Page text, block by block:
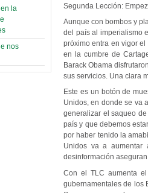
la
nos
Segunda Lección:
Aunque con bombos y
del país al imperialismo
próximo entra en vigor
en la cumbre de
Barack Obama
sus servicios. Una clara
Este es un botón de
Unidos, en donde se va
generalizar el saqueo
país y que debemos
por haber tenido la
Unidos va a aumentar
desinformación
Con el TLC aumenta
gubernamentales de los